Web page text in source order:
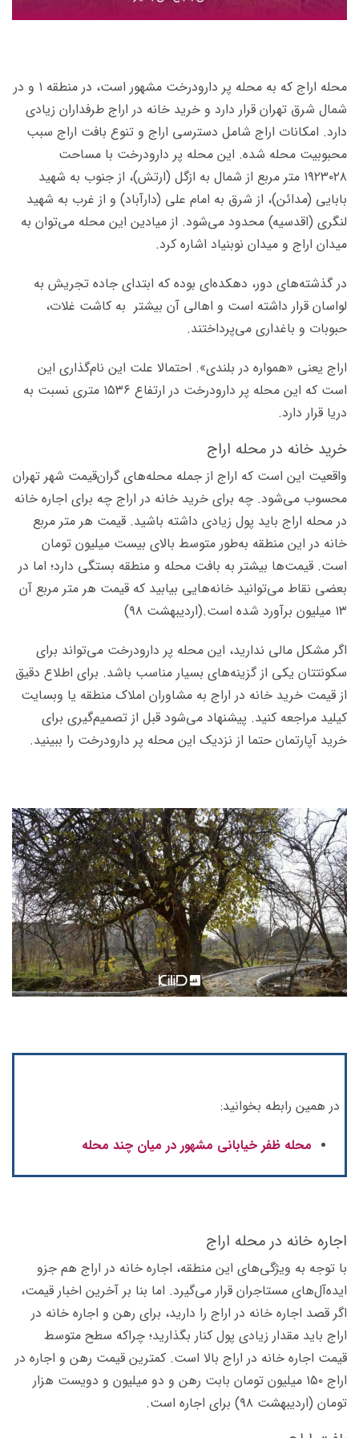
محله اراج که به محله پر دارودرخت مشهور است، در منطقه‌ ۱ و در
شمال شرق تهران قرار دارد و خرید خانه در اراج طرفداران زیادی
دارد. امکانات اراج شامل دسترسی اراج و تنوع بافت اراج سبب
محبوبیت محله شده. این محله پر دارودرخت با مساحت
۱۹۲۳۰۲۸ متر مربع از شمال به ازگل (ارتش)، از جنوب به شهید
بابایی (مدائن)، از شرق به امام علی (دارآباد) و از غرب به شهید
لنگری (اقدسیه) محدود می‌شود. از میادین این محله می‌توان به
میدان اراج و میدان نوبنیاد اشاره کرد.
در گذشته‌های دور، دهكده‌ای بوده كه ابتدای جاده تجریش به
لواسان قرار داشته است و اهالی آن بیشتر به كاشت غلات،
حبوبات و باغداری می‌پرداختند.
اراج یعنی «همواره در بلندی». احتمالا علت این نام‌گذاری این
است که این محله پر دارودرخت در ارتفاع ۱۵۳۶ متری نسبت به
دریا قرار دارد.
خرید خانه در محله اراج
واقعیت این است که اراج از جمله محله‌های گران‌قیمت شهر تهران
محسوب می‌شود. چه برای خرید خانه در اراج چه برای اجاره خانه
در محله اراج باید پول زیادی داشته باشید. قیمت هر متر مربع
خانه در این منطقه به‌طور متوسط بالای بیست میلیون تومان
است. قیمت‌ها بیشتر به بافت محله و منطقه بستگی دارد؛ اما در
بعضی نقاط می‌توانید خانه‌هایی بیابید که قیمت هر متر مربع آن
۱۳ میلیون برآورد شده است.(اردیبهشت ۹۸)
اگر مشکل مالی ندارید، این محله پر دارودرخت می‌تواند برای
سکونتتان یکی از گزینه‌های بسیار مناسب باشد. برای اطلاع دقیق
از قیمت‌ خرید خانه در اراج به مشاوران املاک منطقه یا وبسایت
کیلید مراجعه کنید. پیشنهاد می‌شود قبل از تصمیم‌گیری برای
خرید آپارتمان حتما از نزدیک این محله پر دارودرخت را ببینید.
در همین رابطه بخوانید:
محله ظفر خیابانی مشهور در میان چند محله
اجاره خانه در محله اراج
با توجه به ویژگی‌های این منطقه، اجاره خانه در اراج هم جزو
ایده‌آل‌های مستاجران قرار می‌گیرد. اما بنا بر آخرین اخبار قیمت‌،
اگر قصد اجاره خانه در اراج را دارید، برای رهن و اجاره خانه در
اراج باید مقدار زیادی پول کنار بگذارید؛ چراکه سطح متوسط
قیمت اجاره خانه در اراج بالا است. کمترین قیمت رهن و اجاره در
اراج ۱۵۰ میلیون تومان بابت رهن و دو میلیون و دویست هزار
تومان (اردیبهشت ۹۸) برای اجاره است.